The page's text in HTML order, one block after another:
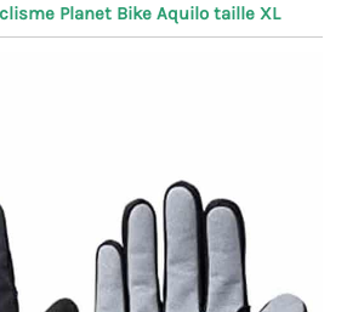
Planet Bike Aquilo taille XL